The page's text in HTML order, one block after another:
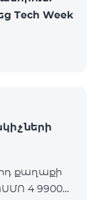
Tech Week
քաղաքի
4 9900